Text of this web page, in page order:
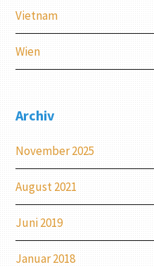
Vietnam
Wien
Archiv
November 2025
August 2021
Juni 2019
Januar 2018